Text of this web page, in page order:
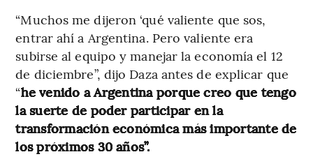
“Muchos me dijeron ‘qué valiente que sos,
entrar ahí a Argentina. Pero valiente era
subirse al equipo y manejar la economía el 12
de diciembre”, dijo Daza antes de explicar que
“he venido a Argentina porque creo que tengo
la suerte de poder participar en la
transformación económica más importante de
los próximos 30 años”.